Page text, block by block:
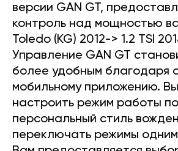
версии GAN GT,
контроль над мощностью
Toledo (KG) 2012-> 1.2 TSI
Управление GAN GT
более удобным благодаря
мобильному приложению.
настроить режим работы
персональный стиль
переключать режимы одним